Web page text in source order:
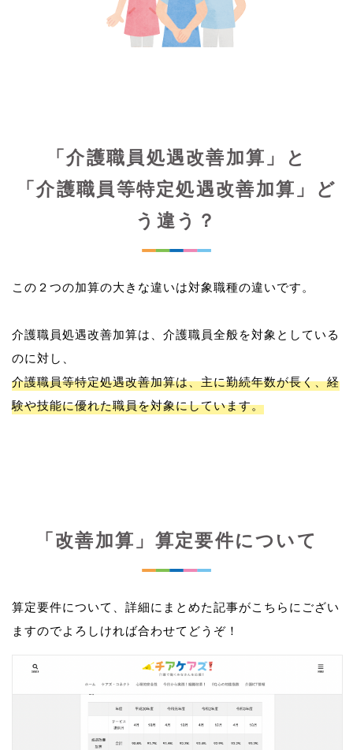
「介護職員処遇改善加算」と
「介護職員等特定処遇改善加算」ど
う違う？
この２つの加算の大きな違いは対象職種の違いです。
介護職員処遇改善加算は、介護職員全般を対象としている
介護職員等特定処遇改善加算は、主に勤続年数が長く、経
験や技能に優れた職員を対象にしています。
「改善加算」算定要件について
算定要件について、詳細にまとめた記事がこちらにござい
ますのでよろしければ合わせてどうぞ！